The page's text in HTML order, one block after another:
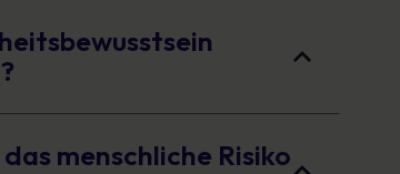
menschliche Risiko